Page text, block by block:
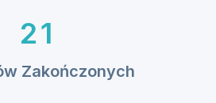
21
Zakończonych